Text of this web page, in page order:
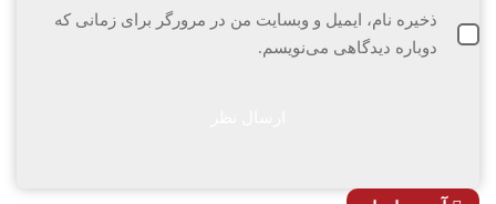
ذخیره نام، ایمیل و وبسایت من در مرورگر برای زمانی که
دوباره دیدگاهی می‌نویسم.